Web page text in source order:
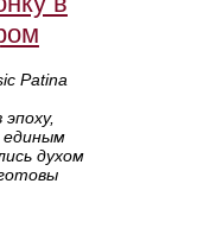
Patina
единым
духом